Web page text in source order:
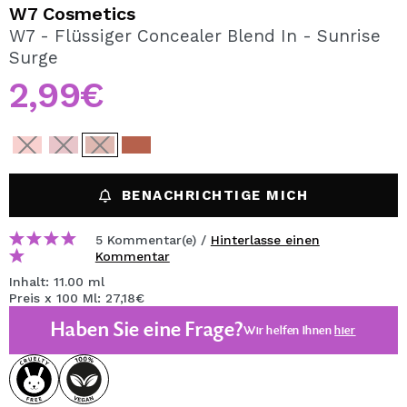
REGISTRIEREN
Durch die Erstellung eines Kontos bei Maquillalia.de
können Sie Ihre Einkäufe schnell tätigen, den Status Ihrer
Bestellungen überprüfen und Ihre bisherigen Vorgänge
einsehen.
W7 Cosmetics
W7 - Flüssiger Concealer Blend In - Sunrise
Surge
2,99€
BENACHRICHTIGE MICH
5 Kommentar(e) / Hinterlasse einen
Kommentar
Inhalt: 11.00 ml
Preis x 100 Ml: 27,18€
Haben Sie eine Frage?Wir helfen Ihnenhier